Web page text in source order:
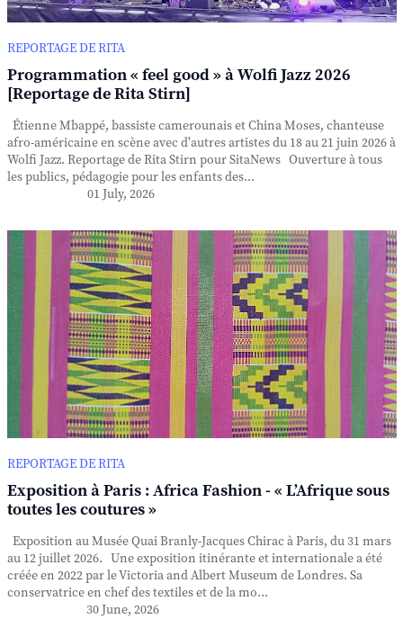
REPORTAGE DE RITA
Programmation « feel good » à Wolfi Jazz 2026
[Reportage de Rita Stirn]
Étienne Mbappé, bassiste camerounais et China Moses, chanteuse
afro-américaine en scène avec d'autres artistes du 18 au 21 juin 2026 à
Wolfi Jazz. Reportage de Rita Stirn pour SitaNews Ouverture à tous
les publics, pédagogie pour les enfants des...
01 July, 2026
REPORTAGE DE RITA
Exposition à Paris : Africa Fashion - « L’Afrique sous
toutes les coutures »
Exposition au Musée Quai Branly-Jacques Chirac à Paris, du 31 mars
au 12 juillet 2026. Une exposition itinérante et internationale a été
créée en 2022 par le Victoria and Albert Museum de Londres. Sa
conservatrice en chef des textiles et de la mo...
30 June, 2026